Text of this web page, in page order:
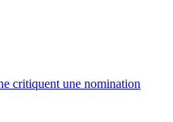
critiquent une nomination